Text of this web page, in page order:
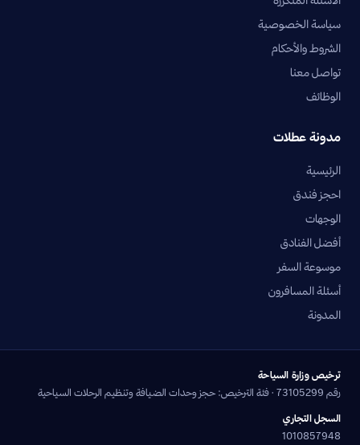
سياسة الخصوصية
الشروط والأحكام
تواصل معنا
الوظائف
مدونة عطلات
الرئيسية
احجز فندق
الوجهات
أفضل الفنادق
موسوعة السفر
أسئلة المسافرون
المدونة
ترخيص وزارة السياحة
رقم 73105299 · فئة الترخيص: حجز وحدات الضيافة وتنظيم الرحلات السياحية
السجل التجاري
1010857948